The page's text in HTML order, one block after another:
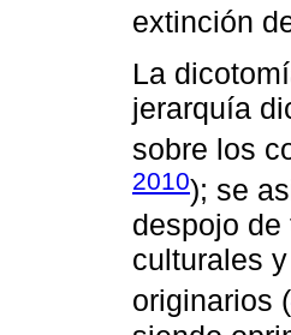
extinción
La
jerarquía
sobre los
2010); se
despojo
culturales
originarios (